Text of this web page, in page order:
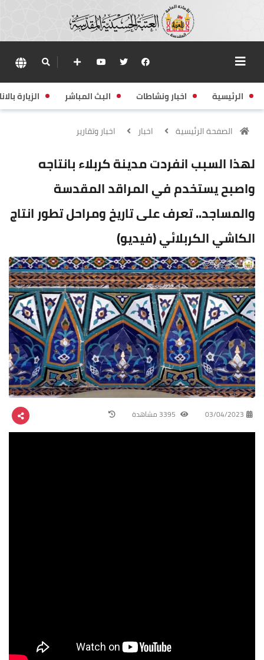
الرئيسية اخبار ونشاطات البث المباشر الزيارة
الصفحة الرئيسية اخبار اخبار وتقارير
لهذا السبب انفردت مدينة كربلاء بانتاجه
واصبح يستخدم في المراقد المقدسة
والمساجد.. تعرف على تاريخ ومراحل تطور انتاج
الكاشي الكربلائي (فيديو)
03/04/2023